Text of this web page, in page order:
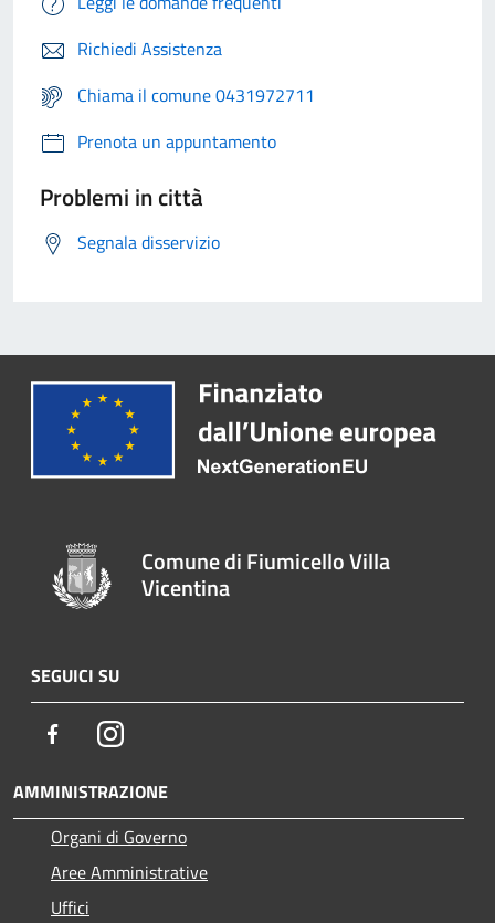
Richiedi Assistenza
Chiama il comune 0431972711
Prenota un appuntamento
Problemi in città
Segnala disservizio
Comune di Fiumicello Villa
Vicentina
SEGUICI SU
FacebookInstagram
AMMINISTRAZIONE
Organi di Governo
Aree Amministrative
Uffici